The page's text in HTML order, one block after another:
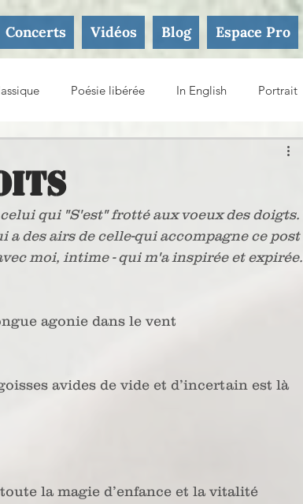
Concerts Vidéos Blog Espace Pro
Poésie libérée In English Portrait
qui "S'est" frotté aux voeux des doigts.
des airs de celle-qui accompagne ce post
moi, intime - qui m'a inspirée et expirée.
agonie dans le vent
avides de vide et d’incertain est là
la magie d’enfance et la vitalité